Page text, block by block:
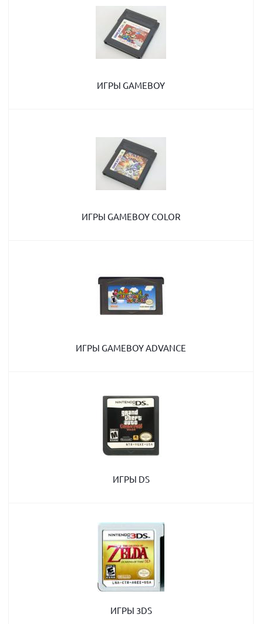
ИГРЫ GAMEBOY
ИГРЫ GAMEBOY COLOR
ИГРЫ GAMEBOY ADVANCE
ИГРЫ DS
ИГРЫ 3DS